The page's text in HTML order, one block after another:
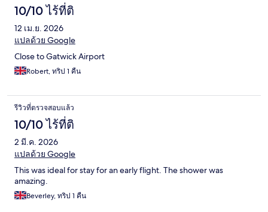
10/10 ไร้ที่ติ
12 เม.ย. 2026
แปลด้วย Google
Close to Gatwick Airport
Robert, ทริป 1 คืน
รีวิวที่ตรวจสอบแล้ว
10/10 ไร้ที่ติ
2 มี.ค. 2026
แปลด้วย Google
This was ideal for stay for an early flight. The shower was
amazing.
Beverley, ทริป 1 คืน